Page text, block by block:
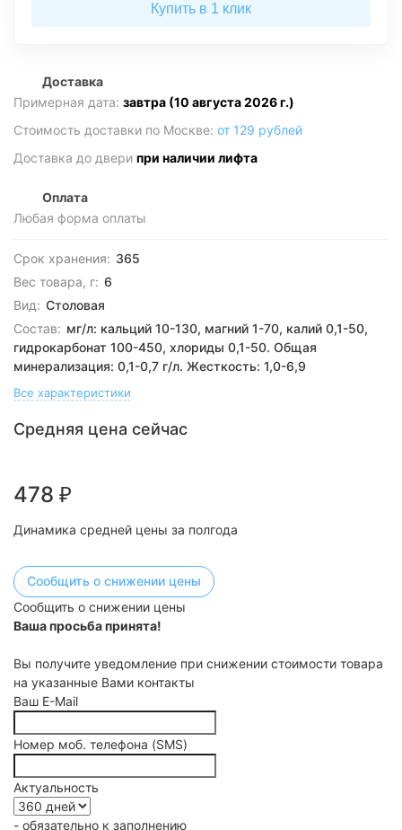
Купить в 1 клик
Доставка
Примерная дата: завтра (10 августа 2026 г.)
Стоимость доставки по Москве: от 129 рублей
Доставка до двери при наличии лифта
Оплата
Любая форма оплаты
Срок хранения: 365
Вес товара, г: 6
Вид: Столовая
Состав: мг/л: кальций 10-130, магний 1-70, калий 0,1-50,
гидрокарбонат 100-450, хлориды 0,1-50. Общая
минерализация: 0,1-0,7 г/л. Жесткость: 1,0-6,9
Все характеристики
Средняя цена сейчас
478 ₽
Динамика средней цены за полгода
Сообщить о снижении цены
Сообщить о снижении цены
Ваша просьба принята!
Вы получите уведомление при снижении стоимости товара
на указанные Вами контакты
Ваш E-Mail
Номер моб. телефона (SMS)
Актуальность
- обязательно к заполнению